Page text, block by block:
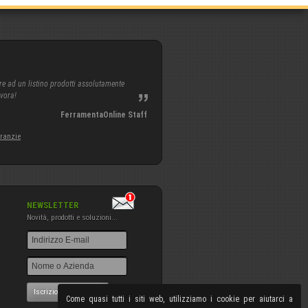
Come quasi tutti i siti web, utilizziamo i cookie per aiutarci a
ad un listino prodotti assolutamente
FerramentaOnline Staff
NEWSLETTER
Novità, prodotti e soluzioni...
Iscrizione NewsLetter